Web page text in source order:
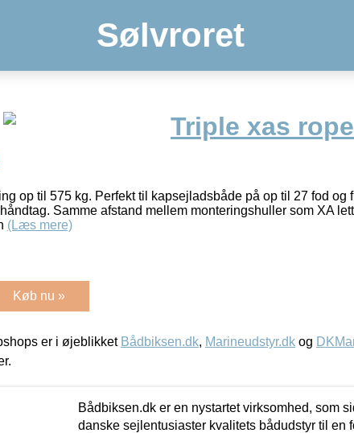
Sølvroret
Triple xas
op til 575 kg. Perfekt til kapsejladsbåde på op til 27 fod og
Samme afstand mellem monteringshuller som XA
(Læs mere)
Køb nu »
er i øjeblikket Bådbiksen.dk, Marineudstyr.dk og
Bådbiksen.dk er en nystartet virksomhed, som
danske sejlentusiaster kvalitets bådudstyr til en